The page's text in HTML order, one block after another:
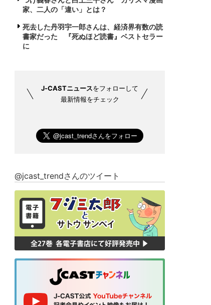
家、二人の「違い」とは？
死去した丹羽宇一郎さんは、経済界有数の読
書家だった 『死ぬほど読書』ベストセラー
に
J-CASTニュースをフォローして
最新情報をチェック
@jcast_trendさんのツイート